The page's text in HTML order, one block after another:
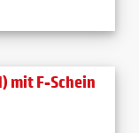
mit F-Schein